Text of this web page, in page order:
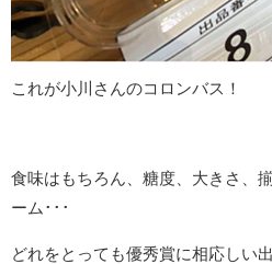
これが小川さんのコロンバス！
食味はもちろん、糖度、大きさ、
ーム･･･
どれをとっても優秀賞に相応しい